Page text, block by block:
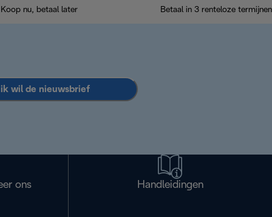
Koop nu, betaal later Betaal in 3 renteloze termijnen
ik wil de nieuwsbrief
ons Handleidingen